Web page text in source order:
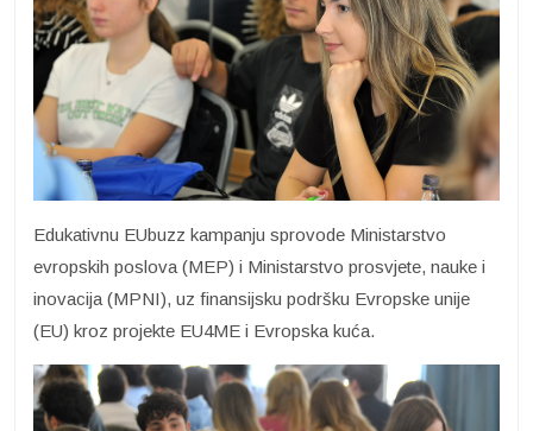
Edukativnu EUbuzz kampanju sprovode Ministarstvo
evropskih poslova (MEP) i Ministarstvo prosvjete, nauke i
inovacija (MPNI), uz finansijsku podršku Evropske unije
(EU) kroz projekte EU4ME i Evropska kuća.